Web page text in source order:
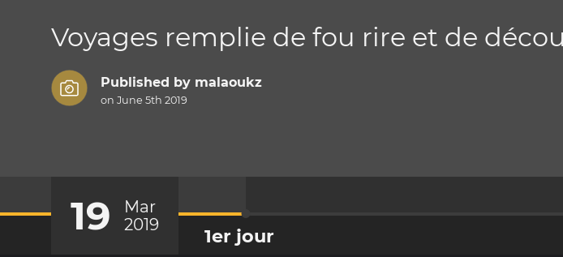
Voyages remplie de fou rire et de
Published by malaoukz
on June 5th 2019
19
Mar
2019
1er jour